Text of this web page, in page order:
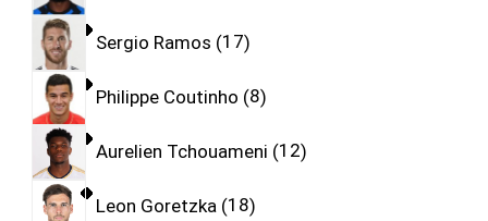
Sergio Ramos 17
Philippe Coutinho 8
Aurelien Tchouameni 12
Leon Goretzka 18